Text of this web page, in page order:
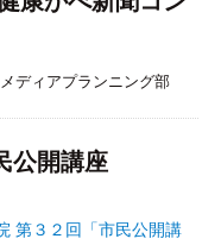
ディアプランニング部
公開講座
第３２回「市民公開講